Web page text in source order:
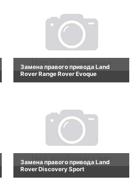
Замена правого привода Land
Rover Range Rover Evoque
Замена правого привода Land
Rover Discovery Sport